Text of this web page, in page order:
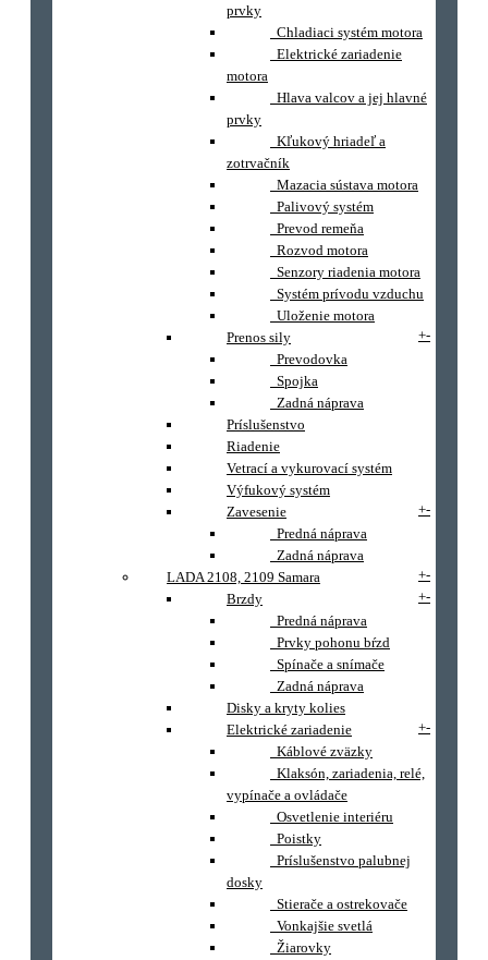
prvky
Chladiaci systém motora
Elektrické zariadenie
motora
Hlava valcov a jej hlavné
prvky
Kľukový hriadeľ a
zotrvačník
Mazacia sústava motora
Palivový systém
Prevod remeňa
Rozvod motora
Senzory riadenia motora
Systém prívodu vzduchu
Uloženie motora
Prenos sily
+-
Prevodovka
Spojka
Zadná náprava
Príslušenstvo
Riadenie
Vetrací a vykurovací systém
Výfukový systém
Zavesenie
+-
Predná náprava
Zadná náprava
LADA 2108, 2109 Samara
+-
Brzdy
+-
Predná náprava
Prvky pohonu bŕzd
Spínače a snímače
Zadná náprava
Disky a kryty kolies
Elektrické zariadenie
+-
Káblové zväzky
Klaksón, zariadenia, relé,
vypínače a ovládače
Osvetlenie interiéru
Poistky
Príslušenstvo palubnej
dosky
Stierače a ostrekovače
Vonkajšie svetlá
Žiarovky